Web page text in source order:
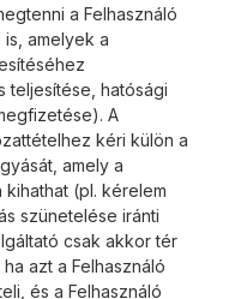
a Felhasználó
amelyek a
teljesítése, hatósági
A
kéri külön a
amely a
(pl. kérelem
szünetelése iránti
csak akkor tér
azt a Felhasználó
és a Felhasználó